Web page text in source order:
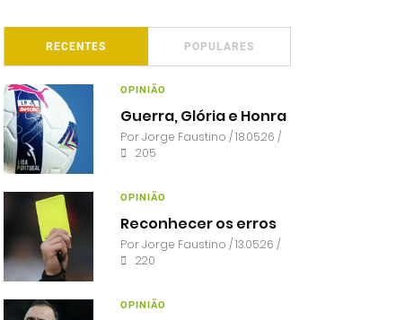
RECENTES POPULARES
OPINIÃO
Guerra, Glória e Honra
PorJorge Faustino / 18.05.26 /
205
OPINIÃO
Reconhecer os erros
PorJorge Faustino / 13.05.26 /
220
OPINIÃO